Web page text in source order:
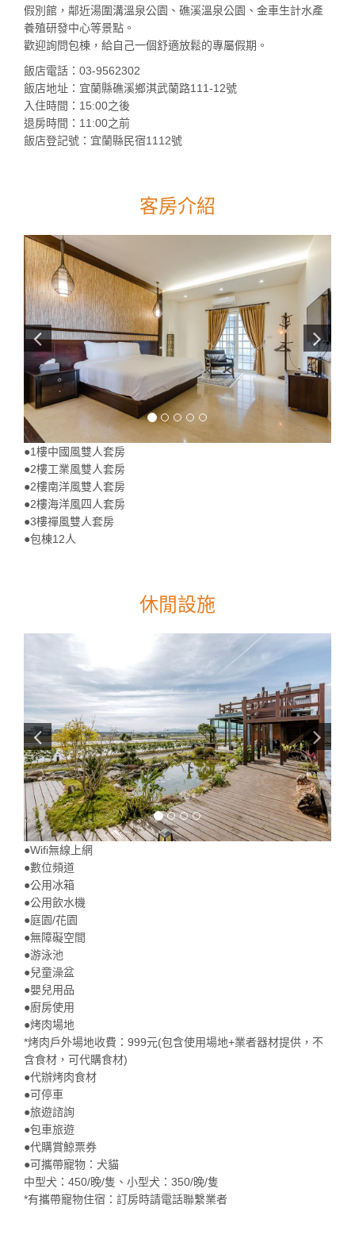
假別館，鄰近湯圍溝溫泉公園、礁溪溫泉公園、金車生計水產
養殖研發中心等景點。
歡迎詢問包棟，給自己一個舒適放鬆的專屬假期。
飯店電話：03-9562302
飯店地址：宜蘭縣礁溪鄉淇武蘭路111-12號
入住時間：15:00之後
退房時間：11:00之前
飯店登記號：宜蘭縣民宿1112號
客房介紹
●1樓中國風雙人套房
●2樓工業風雙人套房
●2樓南洋風雙人套房
●2樓海洋風四人套房
●3樓禪風雙人套房
●包棟12人
休閒設施
●Wifi無線上網
●數位頻道
●公用冰箱
●公用飲水機
●庭園/花園
●無障礙空間
●游泳池
●兒童澡盆
●嬰兒用品
●廚房使用
●烤肉場地
*烤肉戶外場地收費：999元(包含使用場地+業者器材提供，不
含食材，可代購食材)
●代辦烤肉食材
●可停車
●旅遊諮詢
●包車旅遊
●代購賞鯨票券
●可攜帶寵物：犬貓
中型犬：450/晚/隻、小型犬：350/晚/隻
*有攜帶寵物住宿：訂房時請電話聯繫業者